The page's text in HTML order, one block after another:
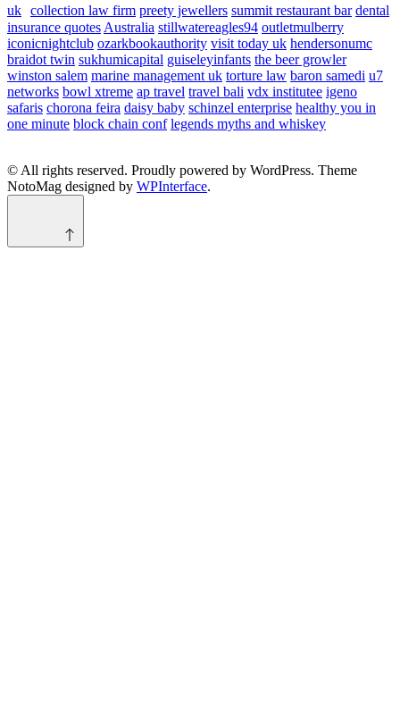
uk collection law firm preety jewellers summit restaurant bar dental
insurance quotes Australia stillwatereagles94 outletmulberry
iconicnightclub ozarkbookauthority visit today uk hendersonumc
braidot twin sukhumicapital guiseleyinfants the beer growler
winston salem marine management uk torture law baron samedi u7
networks bowl xtreme ap travel travel bali vdx institutee igeno
safaris chorona feira daisy baby schinzel enterprise healthy you in
one minute block chain conf legends myths and whiskey
© All rights reserved. Proudly powered by WordPress. Theme
NotoMag designed by WPInterface.